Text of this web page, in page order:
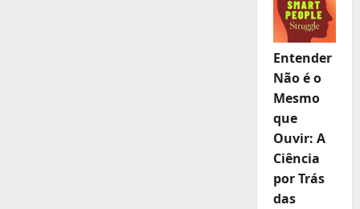
Entender
Não é o
Mesmo
que
Ouvir: A
Ciência
por Trás
das